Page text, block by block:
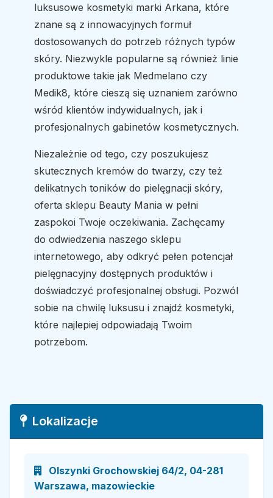
luksusowe kosmetyki marki Arkana, które
znane są z innowacyjnych formuł
dostosowanych do potrzeb różnych typów
skóry. Niezwykle popularne są również linie
produktowe takie jak Medmelano czy
Medik8, które cieszą się uznaniem zarówno
wśród klientów indywidualnych, jak i
profesjonalnych gabinetów kosmetycznych.
Niezależnie od tego, czy poszukujesz
skutecznych kremów do twarzy, czy też
delikatnych toników do pielęgnacji skóry,
oferta sklepu Beauty Mania w pełni
zaspokoi Twoje oczekiwania. Zachęcamy
do odwiedzenia naszego sklepu
internetowego, aby odkryć pełen potencjał
pielęgnacyjny dostępnych produktów i
doświadczyć profesjonalnej obsługi. Pozwól
sobie na chwilę luksusu i znajdź kosmetyki,
które najlepiej odpowiadają Twoim
potrzebom.
Lokalizacje
Olszynki Grochowskiej 64/2, 04-281
Warszawa, mazowieckie